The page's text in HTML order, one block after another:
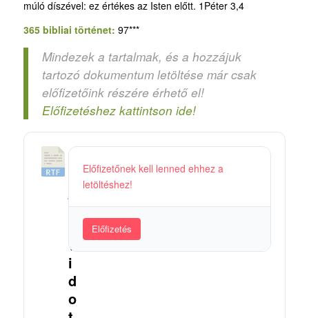
múló díszével: ez értékes az Isten előtt. 1Péter 3,4
365 bibliai történet: 97***
Mindezek a tartalmak, és a hozzájuk
tartozó dokumentum letöltése már csak
előfizetőink részére érhető el!
Előfizetéshez kattintson ide!
2
D
v
i
d
o
Előfizetőnek kell lenned ehhez a
letöltéshez!
Előfizetés